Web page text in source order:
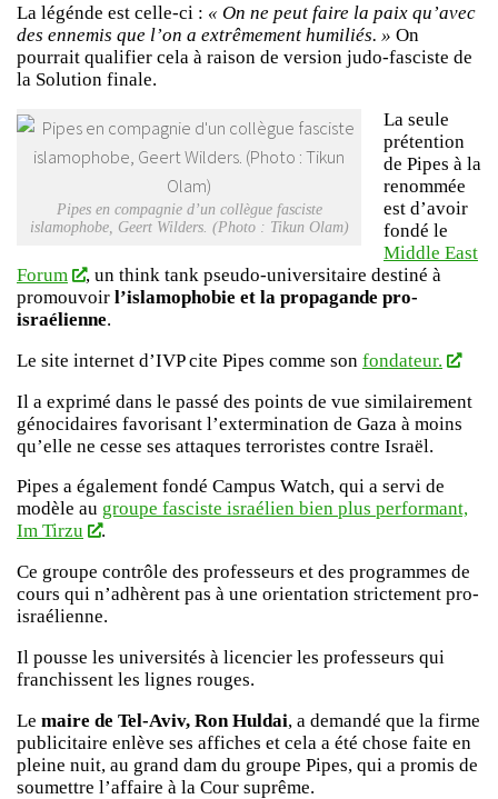
La légénde est celle-ci : « On ne peut faire la paix qu’avec
des ennemis que l’on a extrêmement humiliés. » On
pourrait qualifier cela à raison de version judo-fasciste de
la Solution finale.
Pipes en compagnie d’un collègue fasciste
islamophobe, Geert Wilders. (Photo : Tikun Olam)
La seule
prétention
de Pipes à la
renommée
est d’avoir
fondé le
Middle East
Forum
, un think tank pseudo-universitaire destiné à
promouvoir l’islamophobie et la propagande pro-
israélienne.
Le site internet d’IVP cite Pipes comme son fondateur.
Il a exprimé dans le passé des points de vue similairement
génocidaires favorisant l’extermination de Gaza à moins
qu’elle ne cesse ses attaques terroristes contre Israël.
Pipes a également fondé Campus Watch, qui a servi de
modèle au groupe fasciste israélien bien plus performant,
Im Tirzu
.
Ce groupe contrôle des professeurs et des programmes de
cours qui n’adhèrent pas à une orientation strictement pro-
israélienne.
Il pousse les universités à licencier les professeurs qui
franchissent les lignes rouges.
Le maire de Tel-Aviv, Ron Huldai, a demandé que la firme
publicitaire enlève ses affiches et cela a été chose faite en
pleine nuit, au grand dam du groupe Pipes, qui a promis de
soumettre l’affaire à la Cour suprême.